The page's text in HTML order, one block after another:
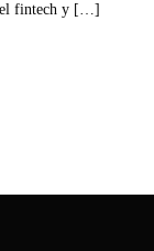
el fintech y […]